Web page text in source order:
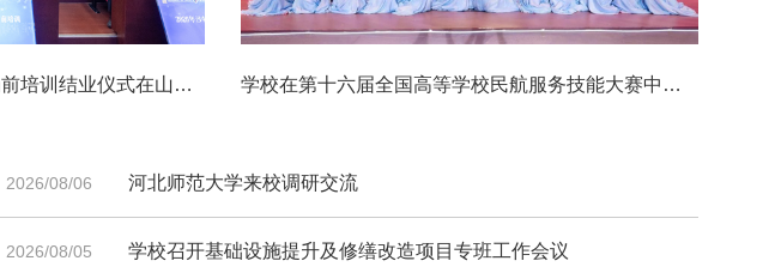
2026年沙特阿拉伯中文教师岗前培训结业仪式在山东师范大学举行 学校在第十六届全国高等学校民航服务技能大赛中获佳绩
2026/08/06 河北师范大学来校调研交流
2026/08/05 学校召开基础设施提升及修缮改造项目专班工作会议